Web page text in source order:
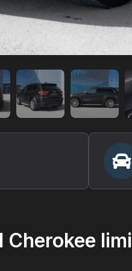
Cherokee limi